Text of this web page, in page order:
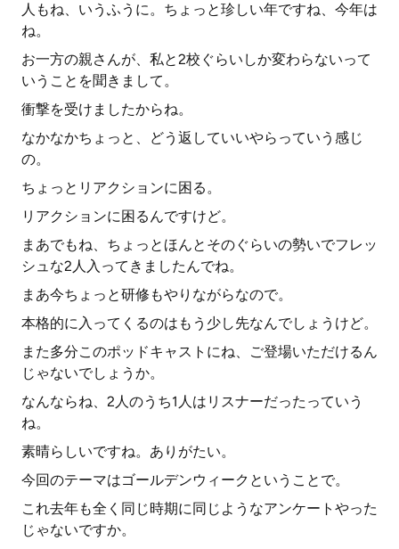
人もね、いうふうに。ちょっと珍しい年ですね、今年は
ね。
お一方の親さんが、私と2校ぐらいしか変わらないって
いうことを聞きまして。
衝撃を受けましたからね。
なかなかちょっと、どう返していいやらっていう感じ
の。
ちょっとリアクションに困る。
リアクションに困るんですけど。
まあでもね、ちょっとほんとそのぐらいの勢いでフレッ
シュな2人入ってきましたんでね。
まあ今ちょっと研修もやりながらなので。
本格的に入ってくるのはもう少し先なんでしょうけど。
また多分このポッドキャストにね、ご登場いただけるん
じゃないでしょうか。
なんならね、2人のうち1人はリスナーだったっていう
ね。
素晴らしいですね。ありがたい。
今回のテーマはゴールデンウィークということで。
これ去年も全く同じ時期に同じようなアンケートやった
じゃないですか。